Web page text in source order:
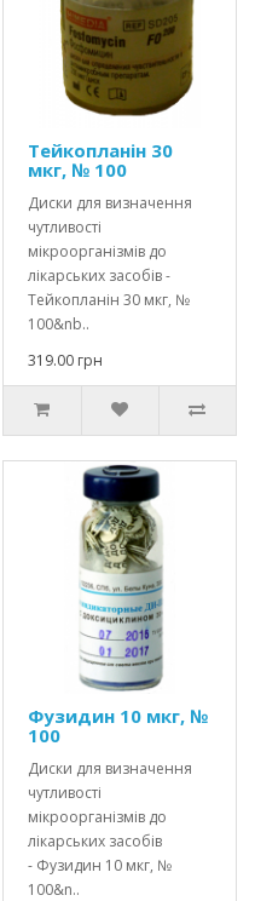
Тейкопланін 30
мкг, № 100
Диски для визначення
чутливості
мікроорганізмів до
лікарських засобів -
Тейкопланін 30 мкг, №
100&nb..
319.00 грн
Фузидин 10 мкг, №
100
Диски для визначення
чутливості
мікроорганізмів до
лікарських засобів
- Фузидин 10 мкг, №
100&n..